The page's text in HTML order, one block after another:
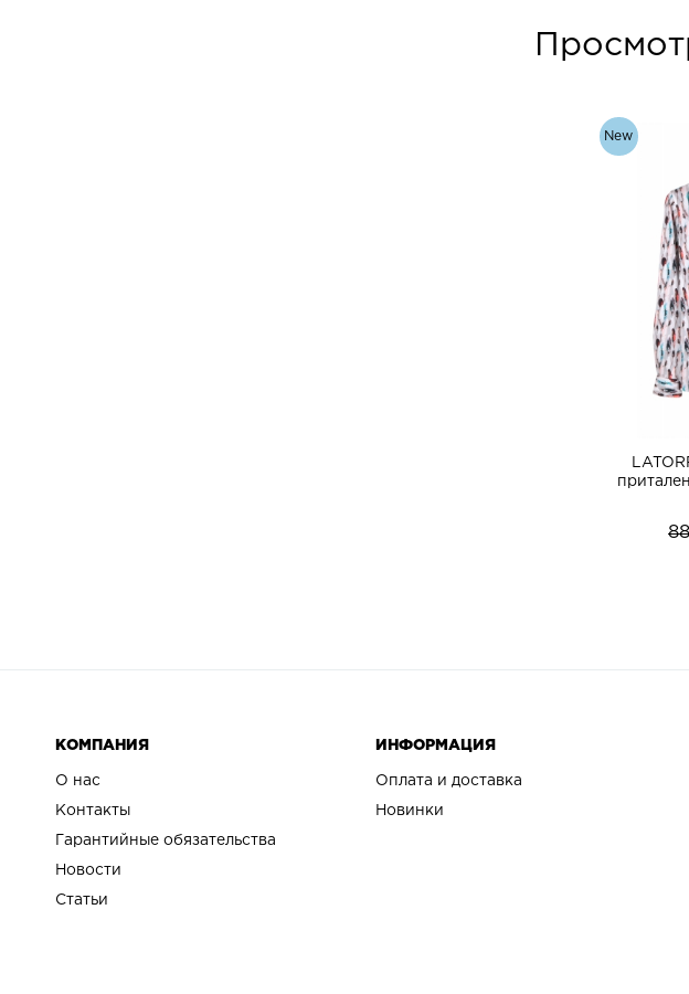
New
КОМПАНИЯ
О нас
Контакты
Гарантийные обязательства
Новости
Статьи
ИНФОРМАЦИЯ
Оплата и доставка
Новинки